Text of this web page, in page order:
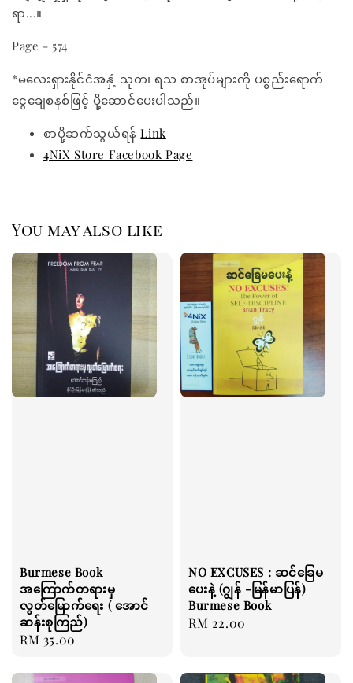
ရာ...။
Page - 574
*မလေးရှားနိုင်ငံအနှံ့ သုတ၊ ရသ စာအုပ်များကို ပစ္စည်းရောက်
ငွေချေစနစ်ဖြင့် ပို့ဆောင်ပေးပါသည်။
စာပို့ဆက်သွယ်ရန်Link
4NiX Store Facebook Page
You may also like
Burmese Book
အကြောက်တရားမှ
လွတ်မြောက်ရေး ( အောင်
ဆန်းစုကြည်)
Regular
RM 35.00
NO EXCUSES : ဆင်ခြေမ
ပေးနဲ့ (ဂျွန် -မြန်မာပြန်)
Burmese Book
Regular
RM 22.00